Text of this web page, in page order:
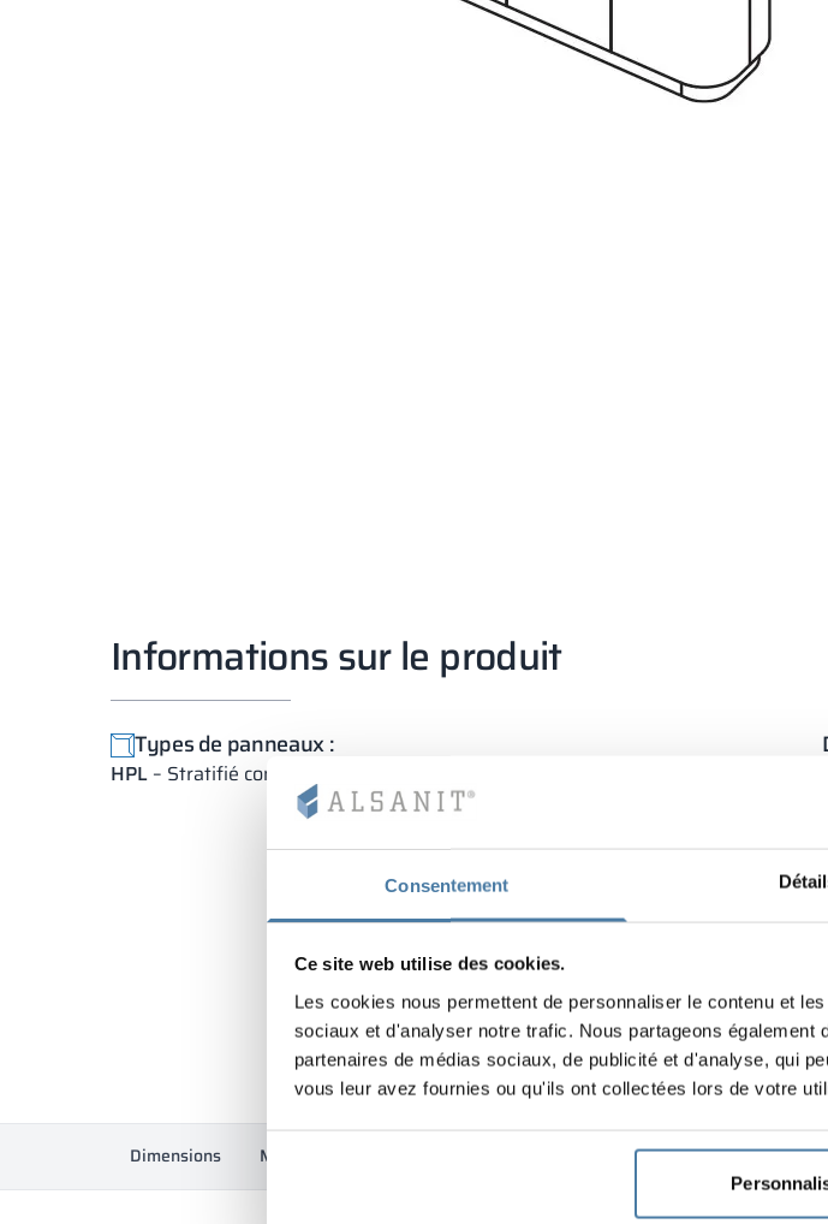
Consentement
Ce site web utilise des cookies.
Les cookies nous permettent de personnaliser le contenu et
sociaux et d'analyser notre trafic. Nous partageons
partenaires de médias sociaux, de publicité et d'analyse, qui
vous leur avez fournies ou qu'ils ont collectées lors de votre
Informations sur le produit
Types de panneaux :
HPL – Stratifié compact haute pression
Dimensions Matériaux et couleurs Attestations et certifications Fichiers à